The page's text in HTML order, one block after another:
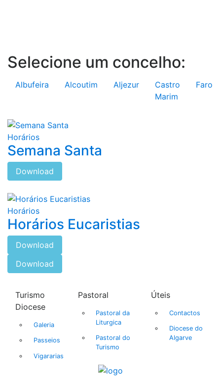
Selecione um concelho:
Albufeira Alcoutim Aljezur
Castro
Marim
Faro
Horários
Semana Santa
Download
Horários
Horários Eucaristias
Download
Download
Turismo
Diocese
Galeria
Passeios
Vigararias
Pastoral
Pastoral da
Liturgica
Pastoral do
Turismo
Úteis
Contactos
Diocese do
Algarve